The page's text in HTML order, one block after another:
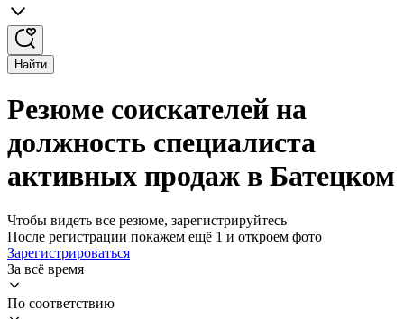
Найти
Резюме соискателей на
должность специалиста
активных продаж в Батецком
Чтобы видеть все резюме, зарегистрируйтесь
После регистрации покажем ещё 1 и откроем фото
Зарегистрироваться
За всё время
По соответствию